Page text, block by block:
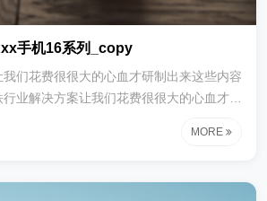
xx手机16系列_copy
们花费很很大的心血才研制出来这些内容
业解决方案让我们花费很很大的心血才研
们花费很很大的心血才研制出来这些内容
MORE